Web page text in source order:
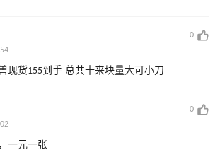
0
现货155到手 总共十来块量大可小刀
0
一元一张